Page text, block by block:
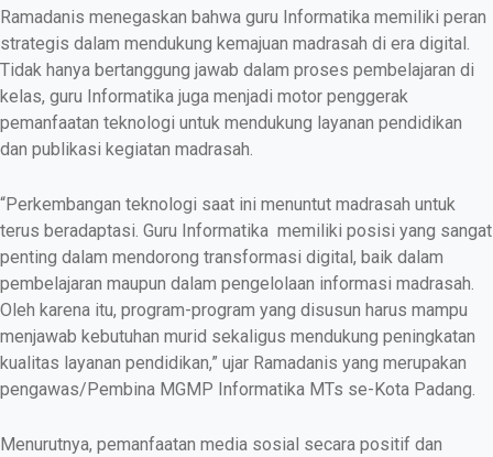
Ramadanis menegaskan bahwa guru Informatika memiliki peran
strategis dalam mendukung kemajuan madrasah di era digital.
Tidak hanya bertanggung jawab dalam proses pembelajaran di
kelas, guru Informatika juga menjadi motor penggerak
pemanfaatan teknologi untuk mendukung layanan pendidikan
dan publikasi kegiatan madrasah.
“Perkembangan teknologi saat ini menuntut madrasah untuk
terus beradaptasi. Guru Informatika memiliki posisi yang sangat
penting dalam mendorong transformasi digital, baik dalam
pembelajaran maupun dalam pengelolaan informasi madrasah.
Oleh karena itu, program-program yang disusun harus mampu
menjawab kebutuhan murid sekaligus mendukung peningkatan
kualitas layanan pendidikan,” ujar Ramadanis yang merupakan
pengawas/Pembina MGMP Informatika MTs se-Kota Padang.
Menurutnya, pemanfaatan media sosial secara positif dan